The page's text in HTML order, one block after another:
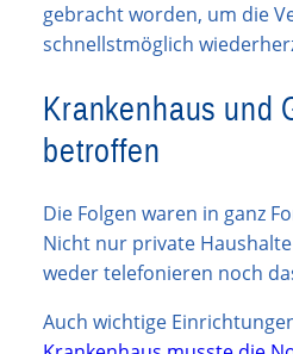
gebracht worden, um die
schnellstmöglich
Krankenhaus und
betroffen
Die Folgen waren in ganz
Nicht nur private
weder telefonieren noch
Auch wichtige